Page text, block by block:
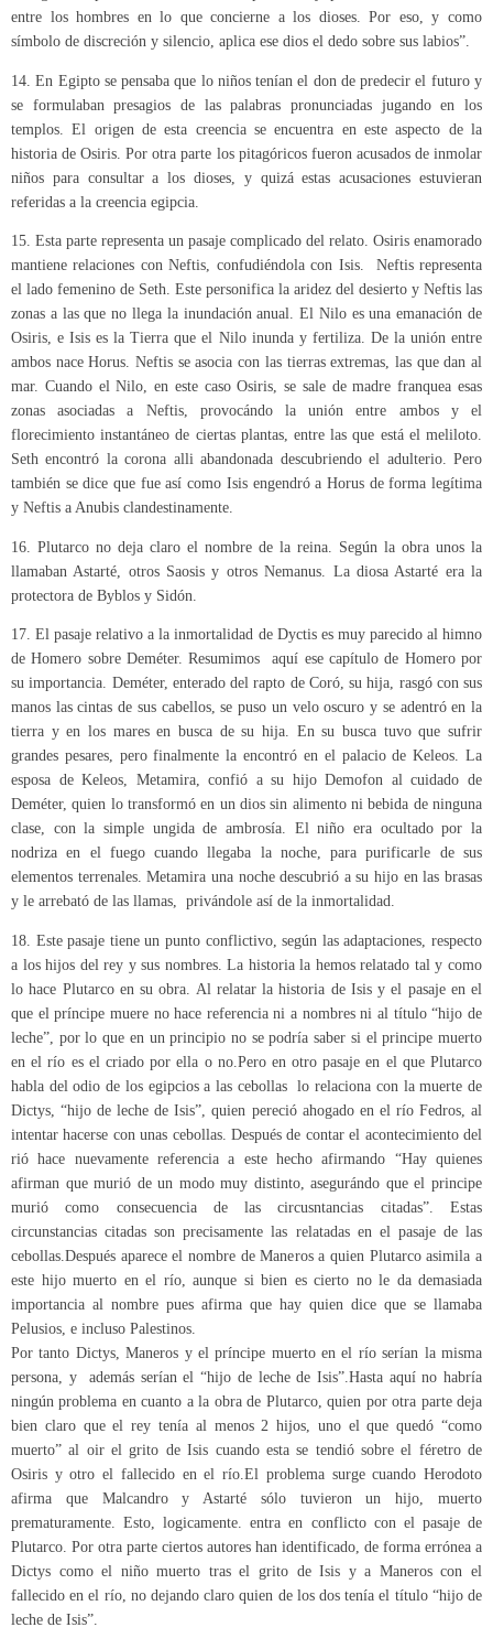
entre los hombres en lo que concierne a los dioses. Por eso, y como
símbolo de discreción y silencio, aplica ese dios el dedo sobre sus labios”.
14. En Egipto se pensaba que lo niños tenían el don de predecir el futuro y
se formulaban presagios de las palabras pronunciadas jugando en los
templos. El origen de esta creencia se encuentra en este aspecto de la
historia de Osiris. Por otra parte los pitagóricos fueron acusados de inmolar
niños para consultar a los dioses, y quizá estas acusaciones estuvieran
referidas a la creencia egipcia.
15. Esta parte representa un pasaje complicado del relato. Osiris enamorado
mantiene relaciones con Neftis, confudiéndola con Isis. Neftis representa
el lado femenino de Seth. Este personifica la aridez del desierto y Neftis las
zonas a las que no llega la inundación anual. El Nilo es una emanación de
Osiris, e Isis es la Tierra que el Nilo inunda y fertiliza. De la unión entre
ambos nace Horus. Neftis se asocia con las tierras extremas, las que dan al
mar. Cuando el Nilo, en este caso Osiris, se sale de madre franquea esas
zonas asociadas a Neftis, provocándo la unión entre ambos y el
florecimiento instantáneo de ciertas plantas, entre las que está el meliloto.
Seth encontró la corona alli abandonada descubriendo el adulterio. Pero
también se dice que fue así como Isis engendró a Horus de forma legítima
y Neftis a Anubis clandestinamente.
16. Plutarco no deja claro el nombre de la reina. Según la obra unos la
llamaban Astarté, otros Saosis y otros Nemanus. La diosa Astarté era la
protectora de Byblos y Sidón.
17. El pasaje relativo a la inmortalidad de Dyctis es muy parecido al himno
de Homero sobre Deméter. Resumimos aquí ese capítulo de Homero por
su importancia. Deméter, enterado del rapto de Coró, su hija, rasgó con sus
manos las cintas de sus cabellos, se puso un velo oscuro y se adentró en la
tierra y en los mares en busca de su hija. En su busca tuvo que sufrir
grandes pesares, pero finalmente la encontró en el palacio de Keleos. La
esposa de Keleos, Metamira, confió a su hijo Demofon al cuidado de
Deméter, quien lo transformó en un dios sin alimento ni bebida de ninguna
clase, con la simple ungida de ambrosía. El niño era ocultado por la
nodriza en el fuego cuando llegaba la noche, para purificarle de sus
elementos terrenales. Metamira una noche descubrió a su hijo en las brasas
y le arrebató de las llamas, privándole así de la inmortalidad.
18. Este pasaje tiene un punto conflictivo, según las adaptaciones, respecto
a los hijos del rey y sus nombres. La historia la hemos relatado tal y como
lo hace Plutarco en su obra. Al relatar la historia de Isis y el pasaje en el
que el príncipe muere no hace referencia ni a nombres ni al título “hijo de
leche”, por lo que en un principio no se podría saber si el principe muerto
en el río es el criado por ella o no.Pero en otro pasaje en el que Plutarco
habla del odio de los egipcios a las cebollas lo relaciona con la muerte de
Dictys, “hijo de leche de Isis”, quien pereció ahogado en el río Fedros, al
intentar hacerse con unas cebollas. Después de contar el acontecimiento del
rió hace nuevamente referencia a este hecho afirmando “Hay quienes
afirman que murió de un modo muy distinto, asegurándo que el principe
murió como consecuencia de las circusntancias citadas”. Estas
circunstancias citadas son precisamente las relatadas en el pasaje de las
cebollas.Después aparece el nombre de Maneros a quien Plutarco asimila a
este hijo muerto en el río, aunque si bien es cierto no le da demasiada
importancia al nombre pues afirma que hay quien dice que se llamaba
Pelusios, e incluso Palestinos.
Por tanto Dictys, Maneros y el príncipe muerto en el río serían la misma
persona, y además serían el “hijo de leche de Isis”.Hasta aquí no habría
ningún problema en cuanto a la obra de Plutarco, quien por otra parte deja
bien claro que el rey tenía al menos 2 hijos, uno el que quedó “como
muerto” al oir el grito de Isis cuando esta se tendió sobre el féretro de
Osiris y otro el fallecido en el río.El problema surge cuando Herodoto
afirma que Malcandro y Astarté sólo tuvieron un hijo, muerto
prematuramente. Esto, logicamente. entra en conflicto con el pasaje de
Plutarco. Por otra parte ciertos autores han identificado, de forma errónea a
Dictys como el niño muerto tras el grito de Isis y a Maneros con el
fallecido en el río, no dejando claro quien de los dos tenía el título “hijo de
leche de Isis”.